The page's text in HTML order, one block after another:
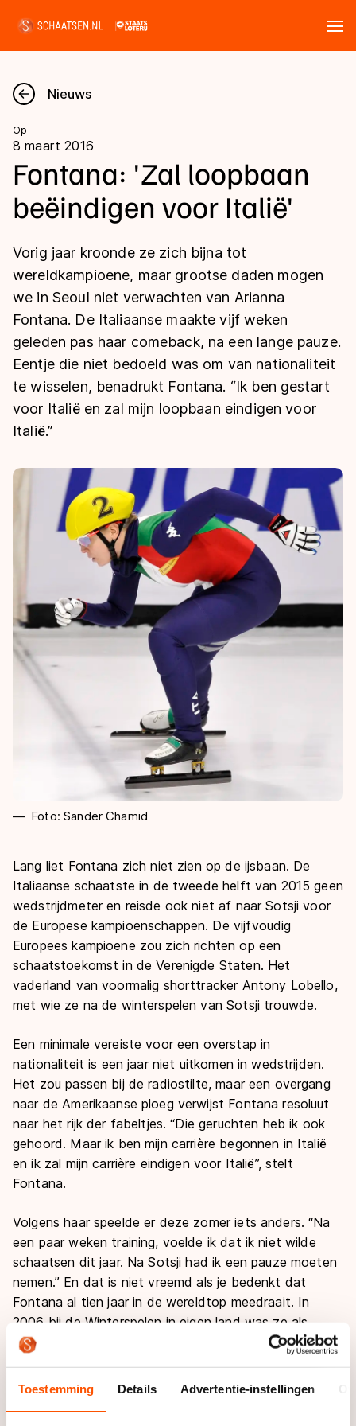
Toestemming Details Advertentie-instellingen
Nieuws
Kalender
Disciplines
Langebaan
Shorttrack
Inlineskaten
Kunstschaatsen
Schoonrijden
Natuurijs
Uitslagen
Langebaan
Shorttrack
Marathon
Inlineskaten
Kunstschaatsen
Tijden & historie
Ranglijsten Langebaan
Persoonlijke records & tijden
Historie & statistiek
De weg op
Inschrijven wedstrijden
Algemene Nederlandse Schaatstijd
Waar kan ik schaatsen en skaten?
Schaatsfans
Evenementen
Livestreams
Word schaatsfan!
Olympische Spelen
Olympische Spelen
Medaille overzicht
Medaillespiegel
Olympische uitslagen
Van Jong tot Goud verhalen
Nieuws
Op
8 maart 2016
Fontana: 'Zal loopbaan
beëindigen voor Italië'
Vorig jaar kroonde ze zich bijna tot
wereldkampioene, maar grootse daden mogen
we in Seoul niet verwachten van Arianna
Fontana. De Italiaanse maakte vijf weken
geleden pas haar comeback, na een lange pauze.
Eentje die niet bedoeld was om van nationaliteit
te wisselen, benadrukt Fontana. “Ik ben gestart
voor Italië en zal mijn loopbaan eindigen voor
Italië.”
Foto: Sander Chamid
Lang liet Fontana zich niet zien op de ijsbaan. De
Italiaanse schaatste in de tweede helft van 2015 geen
wedstrijdmeter en reisde ook niet af naar Sotsji voor
de Europese kampioenschappen. De vijfvoudig
Europees kampioene zou zich richten op een
schaatstoekomst in de Verenigde Staten. Het
vaderland van voormalig shorttracker Antony Lobello,
met wie ze na de winterspelen van Sotsji trouwde.
Een minimale vereiste voor een overstap in
nationaliteit is een jaar niet uitkomen in wedstrijden.
Het zou passen bij de radiostilte, maar een overgang
naar de Amerikaanse ploeg verwijst Fontana resoluut
naar het rijk der fabeltjes. “Die geruchten heb ik ook
gehoord. Maar ik ben mijn carrière begonnen in Italië
en ik zal mijn carrière eindigen voor Italië”, stelt
Fontana.
Volgens haar speelde er deze zomer iets anders. “Na
een paar weken training, voelde ik dat ik niet wilde
schaatsen dit jaar. Na Sotsji had ik een pauze moeten
nemen.” En dat is niet vreemd als je bedenkt dat
Fontana al tien jaar in de wereldtop meedraait. In
2006 bij de Winterspelen in eigen land was ze als
vijftienjarige al succesvol met brons op de aflossing.
mee.”